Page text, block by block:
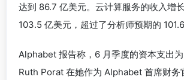
达到 86.7 亿美元。云计算服务的收入增
103.5 亿美元，超过了分析师预期的 101.6
Alphabet 报告称，6 月季度的资本支出为
Ruth Porat 在她作为 Alphabet 首席财务